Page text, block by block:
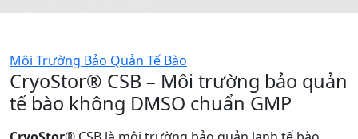
Môi Trường Bảo Quản Tế Bào
CryoStor® CSB – Môi trường bảo quản
tế bào không DMSO chuẩn GMP